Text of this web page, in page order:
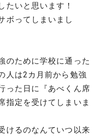
たいと思います！
ボってしまいまし
のために学校に通った
人は2カ月前から勉強
った日に『あべくん席
指定を受けてしまいま
けるのなんていつ以来